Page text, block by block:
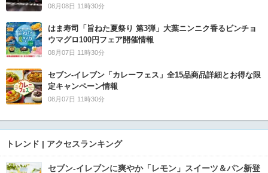
08月08日 11時30分
はま寿司「旨ねた夏祭り 第3弾」大葉ニンニク香るビンチョ
ウマグロ100円フェア開催情報
08月07日 11時30分
セブン‐イレブン「カレーフェス」全15品商品詳細とお得な限
定キャンペーン情報
08月07日 11時30分
トレンド | アクセスランキング
セブン‐イレブンに爽やか「レモン」スイーツ＆パン新登